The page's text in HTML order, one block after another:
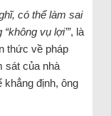
có thể làm sai
vụ lợi’”, là
thức về pháp
sát của nhà
định, ông